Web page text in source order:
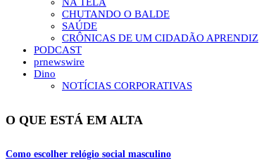
CHUTANDO O BALDE
SAÚDE
CRÔNICAS DE UM CIDADÃO APRENDIZ
PODCAST
prnewswire
Dino
NOTÍCIAS CORPORATIVAS
O QUE ESTÁ EM ALTA
Como escolher relógio social masculino